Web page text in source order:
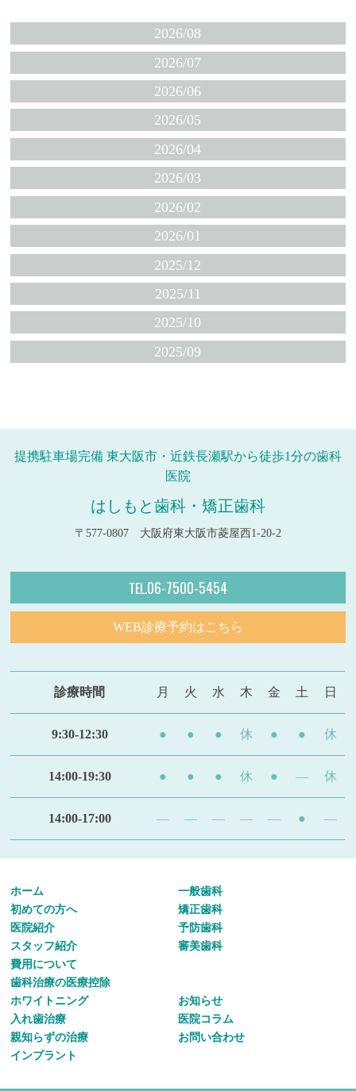
2026/08
2026/07
2026/06
2026/05
2026/04
2026/03
2026/02
2026/01
2025/12
2025/11
2025/10
2025/09
提携駐車場完備 東大阪市・近鉄長瀬駅から徒歩1分の歯科
医院
はしもと歯科・矯正歯科
〒577-0807 大阪府東大阪市菱屋西1-20-2
TEL.06-7500-5454
WEB診療予約はこちら
診療時間 月 火 水 木 金 土 日
9:30-12:30 ● ● ● 休 ● ● 休
14:00-19:30 ● ● ● 休 ● — 休
14:00-17:00 — — — — — ● —
ホーム
初めての方へ
医院紹介
スタッフ紹介
費用について
歯科治療の医療控除
一般歯科
矯正歯科
予防歯科
審美歯科
ホワイトニング
入れ歯治療
親知らずの治療
インプラント
お知らせ
医院コラム
お問い合わせ